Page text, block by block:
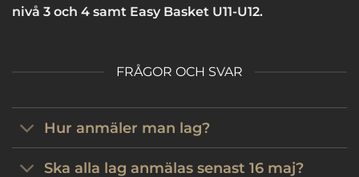
nivå 3 och 4 samt Easy Basket U11-U12.
FRÅGOR OCH SVAR
Hur anmäler man lag?
Ska alla lag anmälas senast 16 maj?